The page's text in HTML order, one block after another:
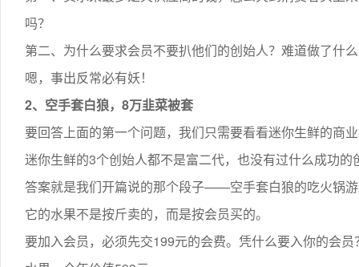
吗？
第二、为什么要求会员不要扒他们的创始人？难道做了什
嗯，事出反常必有妖！
2、空手套白狼，8万韭菜被套
要回答上面的第一个问题，我们只需要看看迷你生鲜的商
迷你生鲜的3个创始人都不是富二代，也没有过什么成功
答案就是我们开篇说的那个段子——空手套白狼的吃火锅
它的水果不是按斤卖的，而是按会员买的。
要加入会员，必须先交199元的会费。凭什么要入你的会